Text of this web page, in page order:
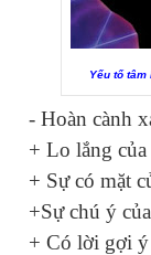
Yếu tố
- Hoàn cành
+ Lo lắng
+ Sự có mặt
+Sự chú ý
+ Có lời gợi ý